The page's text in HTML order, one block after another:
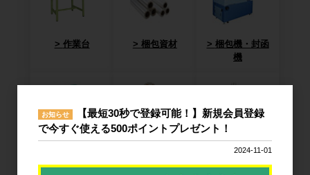
作業台 梱包資材
梱包機・封函
機
ノーパンクタ
作業環境改善 廃棄物減容機
お知らせ
【最短30秒で登録可能！】新規会員登録
で今すぐ使える500ポイントプレゼント！
2024-11-01